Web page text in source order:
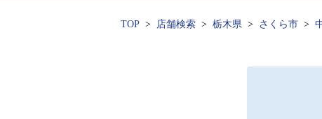
TOP 店舗検索 栃木県 さくら市